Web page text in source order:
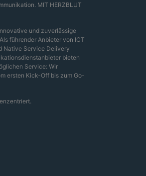
MIT HERZBLUT
und zuverlässige
führender Anbieter von ICT
Native Service Delivery
bieten
Service: Wir
ersten Kick-Off bis zum Go-